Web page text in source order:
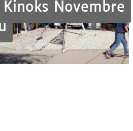
Kinoks Novembre